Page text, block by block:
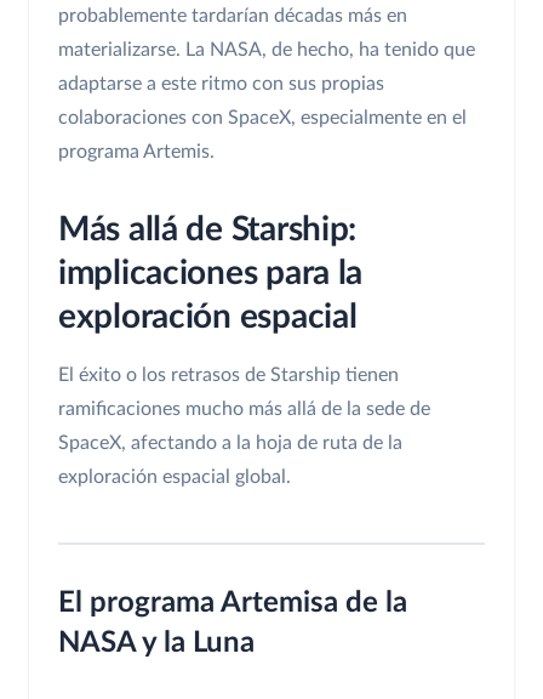
probablemente tardarían décadas más en
materializarse. La NASA, de hecho, ha tenido que
adaptarse a este ritmo con sus propias
colaboraciones con SpaceX, especialmente en el
programa Artemis.
Más allá de Starship:
implicaciones para la
exploración espacial
El éxito o los retrasos de Starship tienen
ramificaciones mucho más allá de la sede de
SpaceX, afectando a la hoja de ruta de la
exploración espacial global.
El programa Artemisa de la
NASA y la Luna